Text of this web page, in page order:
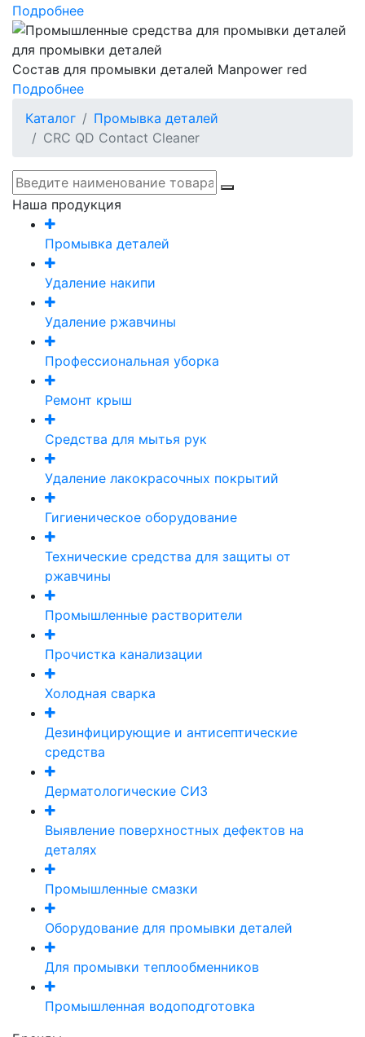
Подробнее
Состав для промывки деталей Manpower red
Подробнее
Каталог
Промывка деталей
CRC QD Contact Cleaner
Наша продукция
Промывка деталей
Удаление накипи
Удаление ржавчины
Профессиональная уборка
Ремонт крыш
Средства для мытья рук
Удаление лакокрасочных покрытий
Гигиеническое оборудование
Технические средства для защиты от
ржавчины
Промышленные растворители
Прочистка канализации
Холодная сварка
Дезинфицирующие и антисептические
средства
Дерматологические СИЗ
Выявление поверхностных дефектов на
деталях
Промышленные смазки
Оборудование для промывки деталей
Для промывки теплообменников
Промышленная водоподготовка